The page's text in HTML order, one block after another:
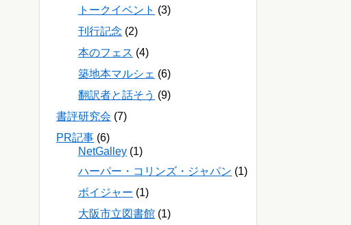
トークイベント (3)
刊行記念 (2)
本のフェス (4)
築地本マルシェ (6)
翻訳者と話そう (9)
書評研究会 (7)
PR記事 (6)
NetGalley (1)
ハーパー・コリンズ・ジャパン (1)
ボイジャー (1)
大阪市立図書館 (1)